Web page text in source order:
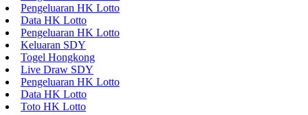
Pengeluaran HK Lotto
Data HK Lotto
Pengeluaran HK Lotto
Keluaran SDY
Togel Hongkong
Live Draw SDY
Pengeluaran HK Lotto
Data HK Lotto
Toto HK Lotto